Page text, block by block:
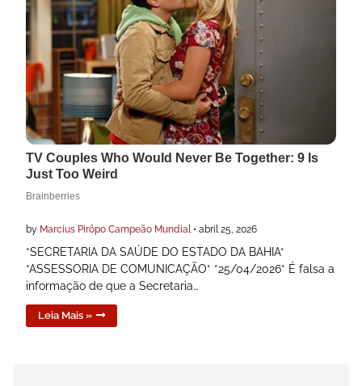
by Marcius Pirôpo Campeão Mundial • abril 25, 2026
*SECRETARIA DA SAÚDE DO ESTADO DA BAHIA*
*ASSESSORIA DE COMUNICAÇÃO* *25/04/2026* É falsa a
informação de que a Secretaria…
Leia Mais »